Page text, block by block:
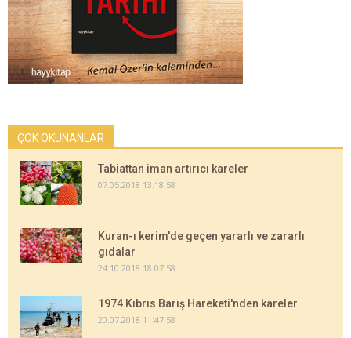
ÇOK OKUNANLAR
Tabiattan iman artırıcı kareler
07.05.2018 13:18:58
Kuran-ı kerim'de geçen yararlı ve zararlı
gıdalar
24.10.2018 18:07:58
1974 Kıbrıs Barış Hareketi'nden kareler
20.07.2018 11:47:58